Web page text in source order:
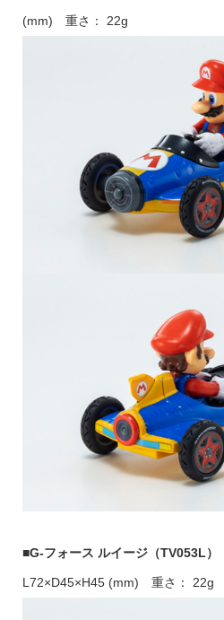
(mm) 重さ： 22g
■G-フォース ルイージ（TV053L）
L72×D45×H45 (mm) 重さ： 22g